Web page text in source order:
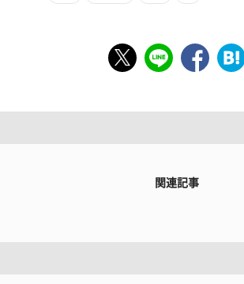
関連記事